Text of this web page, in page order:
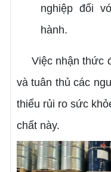
nghiệp đối
hành.
Việc nhận thức
và tuân thủ các
thiểu rủi ro sức
chất này.